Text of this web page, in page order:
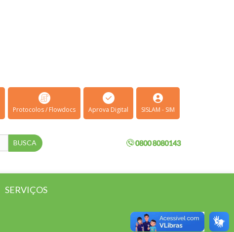
Protocolos / Flowdocs Aprova Digital SISLAM - SIM
SERVIÇOS